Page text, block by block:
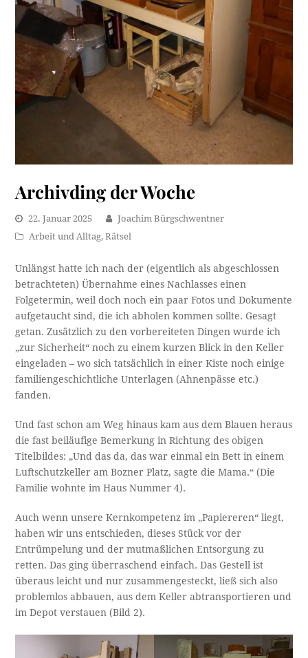
Archivding der Woche
22. Januar 2025
Joachim Bürgschwentner
Arbeit und Alltag,Rätsel
Unlängst hatte ich nach der (eigentlich als abgeschlossen
betrachteten) Übernahme eines Nachlasses einen
Folgetermin, weil doch noch ein paar Fotos und Dokumente
aufgetaucht sind, die ich abholen kommen sollte. Gesagt
getan. Zusätzlich zu den vorbereiteten Dingen wurde ich
„zur Sicherheit“ noch zu einem kurzen Blick in den Keller
eingeladen – wo sich tatsächlich in einer Kiste noch einige
familiengeschichtliche Unterlagen (Ahnenpässe etc.)
fanden.
Und fast schon am Weg hinaus kam aus dem Blauen heraus
die fast beiläufige Bemerkung in Richtung des obigen
Titelbildes: „Und das da, das war einmal ein Bett in einem
Luftschutzkeller am Bozner Platz, sagte die Mama.“ (Die
Familie wohnte im Haus Nummer 4).
Auch wenn unsere Kernkompetenz im „Papiereren“ liegt,
haben wir uns entschieden, dieses Stück vor der
Entrümpelung und der mutmaßlichen Entsorgung zu
retten. Das ging überraschend einfach. Das Gestell ist
überaus leicht und nur zusammengesteckt, ließ sich also
problemlos abbauen, aus dem Keller abtransportieren und
im Depot verstauen (Bild 2).